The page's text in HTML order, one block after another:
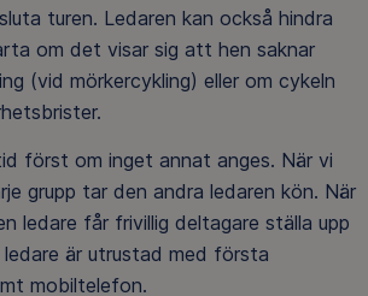
turen. Ledaren kan också hindra
om det visar sig att hen saknar
(vid mörkercykling) eller om cykeln
först om inget annat anges. När vi
grupp tar den andra ledaren kön. När
ledare får frivillig deltagare ställa upp
ledare är utrustad med första
mobiltelefon.